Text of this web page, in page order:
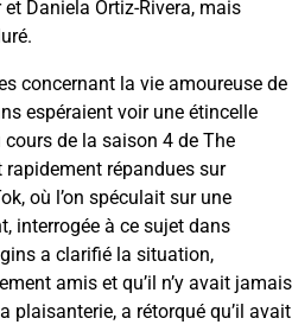
Daniela Ortiz-Rivera, mais
concernant la vie amoureuse de
espéraient voir une étincelle
de la saison 4 de The
répandues sur
où l’on spéculait sur une
interrogée à ce sujet dans
a clarifié la situation,
amis et qu’il n’y avait jamais
plaisanterie, a rétorqué qu’il avait